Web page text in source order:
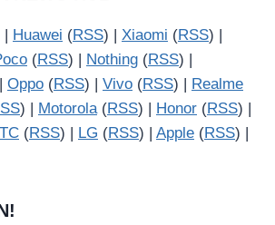
Huawei (RSS) | Xiaomi (RSS) |
(RSS) | Nothing (RSS) |
Oppo (RSS) | Vivo (RSS) |
Realme
) | Motorola(RSS) | Honor (RSS) |
(RSS) | LG (RSS) | Apple (RSS) |